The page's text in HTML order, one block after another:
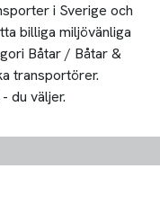
i Sverige och
billiga miljövänliga
Båtar / Båtar &
transportörer.
du väljer.